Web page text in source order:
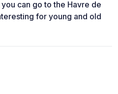
can go to the Havre de
for young and old